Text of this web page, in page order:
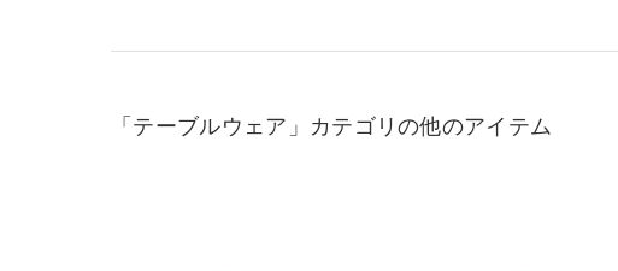
「テーブルウェア」カテゴリの他のアイテム